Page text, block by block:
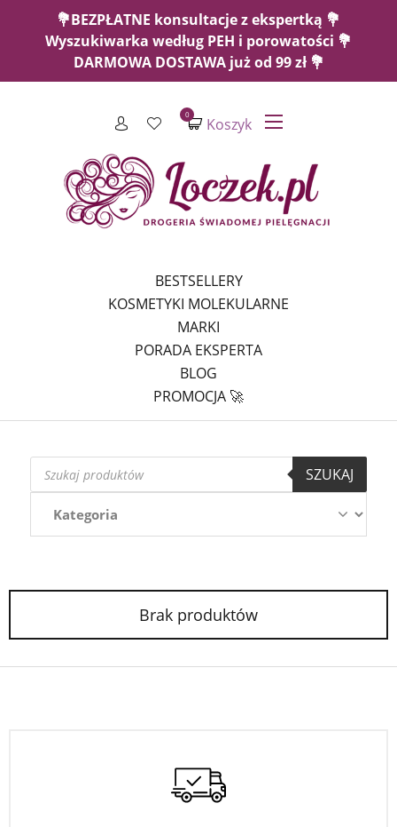
💐BEZPŁATNE konsultacje z ekspertką 💐
Wyszukiwarka według PEH i porowatości 💐
DARMOWA DOSTAWA już od 99 zł 💐
Koszyk
0
BESTSELLERY
KOSMETYKI MOLEKULARNE
MARKI
PORADA EKSPERTA
BLOG
PROMOCJA 🚀
Wyszukiwarka
produktów
SZUKAJ
Brak produktów